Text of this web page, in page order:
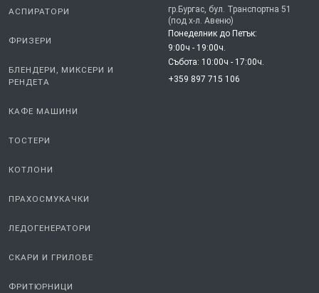
АСПИРАТОРИ
ФРИЗЕРИ
БЛЕНДЕРИ, МИКСЕРИ И
РЕНДЕТА
КАФЕ МАШИНИ
ТОСТЕРИ
КОТЛОНИ
ПРАХОСМУКАЧКИ
ЛЕДОГЕНЕРАТОРИ
СКАРИ И ГРИЛОВЕ
ФРИТЮРНИЦИ
гр.Бургас, бул. Транспортна 51
(под х-л. Авеню)
Понеделник до Петък:
9:00ч - 19:00ч.
Събота: 10:00ч - 17:00ч.
+359 897 715 106